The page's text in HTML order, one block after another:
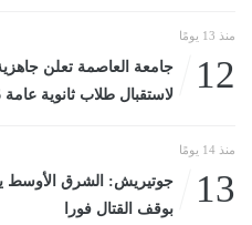
منذ 13 يومًا
12
جامعة العاصمة تعلن
لاستقبال طلاب ثانوية عامة 2026
منذ 14 يومًا
13
جوتيريش: الشرق الأوسط
بوقف القتال فورا